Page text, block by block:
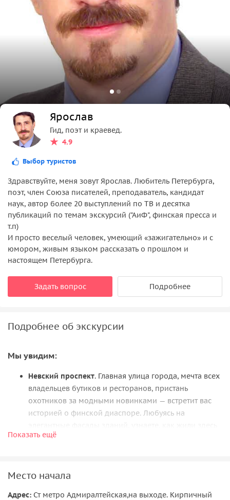
Ярослав
Гид, поэт и краевед.
4.9
Выбор туристов
Здравствуйте, меня зовут Ярослав. Любитель Петербурга,
поэт, член Союза писателей, преподаватель, кандидат
наук, автор более 20 выступлений по ТВ и десятка
публикаций по темам экскурсий ("АиФ", финская пресса и
т.п)
И просто веселый человек, умеющий «зажигательно» и с
юмором, живым языком рассказать о прошлом и
настоящем Петербурга.
Задать вопрос Подробнее
Подробнее об экскурсии
Мы увидим:
Невский проспект. Главная улица города, мечта всех
владельцев бутиков и ресторанов, пристань
охотников за модными новинками — встретит вас
историей о финской диаспоре. Любуясь на
простые финские семьи, торговали рыбой и
величавых фасадов с масонским знаком проводятся
Показать ещё
Место начала
Адрес: Ст метро Адмиралтейская,на выходе. Кирпичный